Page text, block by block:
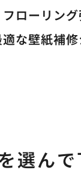
ローリン
な壁紙補
選ん